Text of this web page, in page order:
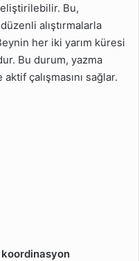
Bu,
alıştırmalarla
her iki yarım küresi
Bu durum, yazma
çalışmasını sağlar.
koordinasyon